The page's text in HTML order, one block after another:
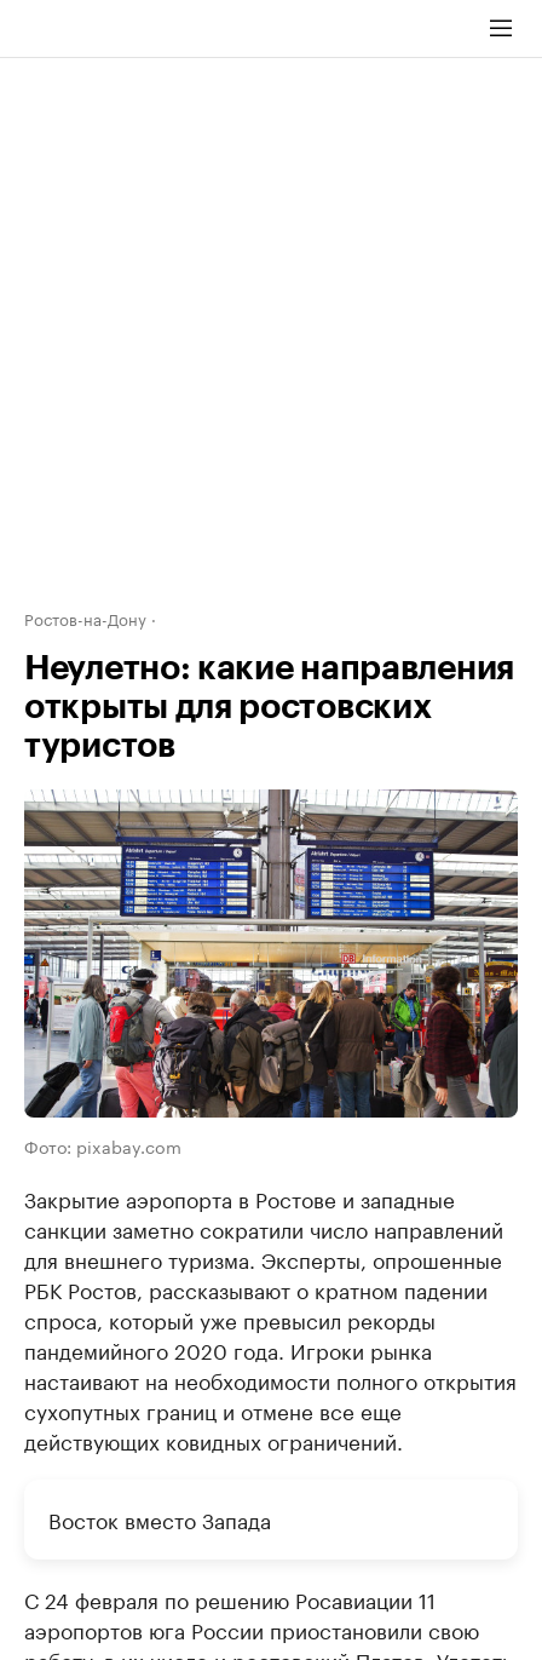
Ростов-на-Дону
Неулетно: какие направления
открыты для ростовских
туристов
Фото: pixabay.com
Закрытие аэропорта в Ростове и западные
санкции заметно сократили число направлений
для внешнего туризма. Эксперты, опрошенные
РБК Ростов, рассказывают о кратном падении
спроса, который уже превысил рекорды
пандемийного 2020 года. Игроки рынка
настаивают на необходимости полного открытия
сухопутных границ и отмене все еще
действующих ковидных ограничений.
Восток вместо Запада
С 24 февраля по решению Росавиации 11
аэропортов юга России приостановили свою